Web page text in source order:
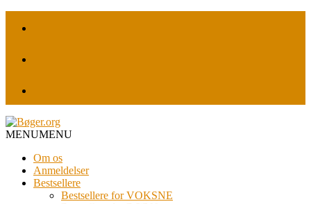
MENUMENU
Om os
Anmeldelser
Bestsellere
Bestsellere for VOKSNE